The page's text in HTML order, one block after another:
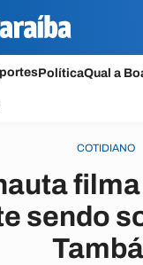
PolíticaQual a
COTIDIANO
sendo